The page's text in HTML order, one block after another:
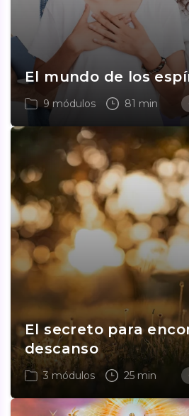
El mundo de los
9 módulos 81 min
El secreto para
descanso
3 módulos 25 min